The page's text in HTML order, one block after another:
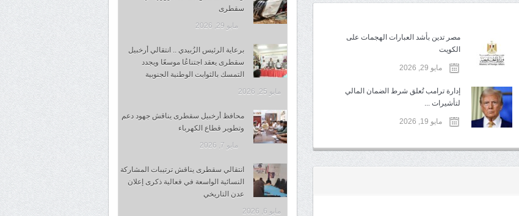
مصر تدين بأشد العبارات الهجمات على
الكويت
مايو 29, 2026
إدارة ترامب تُعلق شرط الضمان المالي
لتأشيرات ...
مايو 19, 2026
سقطرى
مايو 29, 2026
برعاية الرئيس الزُبيدي .. انتقالي أرخبيل
سقطرى يعقد اجتناعُا موسعًا ويجدد
التمسك بالثوابت الوطنية الجنوبية
مايو 25, 2026
محافظ أرخبيل سقطرى يناقش جهود دعم
وتطوير قطاع الكهرباء
مايو 7, 2026
انتقالي سقطرى يناقش ترتيبات المشاركة
النسائية الواسعة في فعالية ذكرى إعلان
عدن التاريخي
مايو 6, 2026